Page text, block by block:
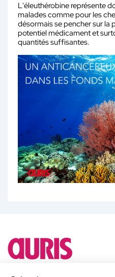
L'éleuthérobine représente
malades comme pour les
désormais se pencher sur la
potentiel médicament et
quantités suffisantes.